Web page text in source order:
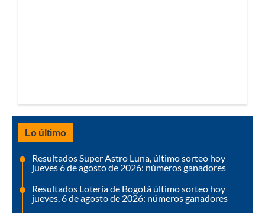
Lo último
Resultados Super Astro Luna, último sorteo hoy
jueves 6 de agosto de 2026: números ganadores
Resultados Lotería de Bogotá último sorteo hoy
jueves, 6 de agosto de 2026: números ganadores